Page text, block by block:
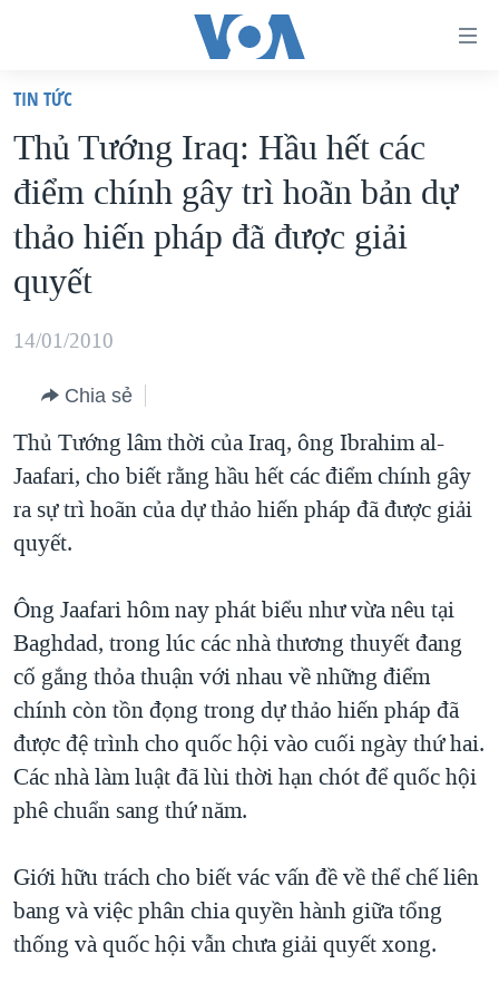
truy
cập
Tới
nội
chính
Tới
hướng
chính
Đi
"Tìm"
VIỆT NAM
HOA KỲ
BIỂN ĐÔNG
THẾ GIỚI
MỤC
TỰ DO BÁO CHÍ
VẠCH TRẦN TIN GIẢ
NGƯỜI VIỆT HẢI NGOẠI
KINH TẾ
KHOA HỌC
SỨC KHOẺ
VĂN HOÁ
GIÁO DỤC
CHUYÊN ĐỀ
CHIẾN TRANH THƯƠNG MẠI CỦA MỸ: QUÁ KHỨ VÀ HIỆN
TẠI
HÀNH TRÌNH BẦU CỬ 2024
GIẢI MÃ VÀNH ĐAI & CON ĐƯỜNG
NGÀY TỊ NẠN THẾ GIỚI
TRỊNH VĨNH BÌNH - NGƯỜI HẠ 'BÊN THẮNG CUỘC'
GROUND ZERO – XƯA VÀ NAY
CHI PHÍ CHIẾN TRANH AFGHANISTAN
CÁC GIÁ TRỊ CỘNG HÒA Ở VIỆT NAM
THƯỢNG ĐỈNH TRUMP-KIM TẠI VIỆT NAM
TRỊNH VĨNH BÌNH VS. CHÍNH PHỦ VIỆT NAM
NGƯ DÂN VIỆT VÀ LÀN SÓNG TRỘM HẢI SÂM
HỌC TIẾNG ANH
VIDEO
NGHE
MẠNG XÃ HỘI
Ngôn ngữ khác
TIN TỨC
Thủ Tướng Iraq: Hầu hết các
điểm chính gây trì hoãn bản dự
thảo hiến pháp đã được giải
quyết
14/01/2010
Chia sẻ
Thủ Tướng lâm thời của Iraq, ông Ibrahim al-
Jaafari, cho biết rằng hầu hết các điểm chính gây
ra sự trì hoãn của dự thảo hiến pháp đã được giải
quyết.
Ông Jaafari hôm nay phát biểu như vừa nêu tại
Baghdad, trong lúc các nhà thương thuyết đang
cố gắng thỏa thuận với nhau về những điểm
chính còn tồn đọng trong dự thảo hiến pháp đã
được đệ trình cho quốc hội vào cuối ngày thứ hai.
Các nhà làm luật đã lùi thời hạn chót để quốc hội
phê chuẩn sang thứ năm.
Giới hữu trách cho biết vác vấn đề về thể chế liên
bang và việc phân chia quyền hành giữa tổng
thống và quốc hội vẫn chưa giải quyết xong.